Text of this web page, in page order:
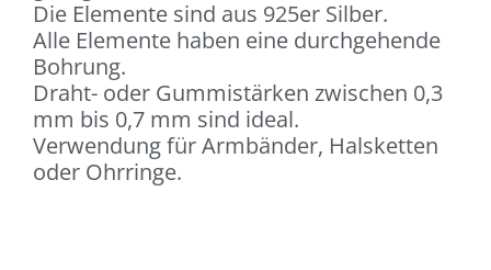
Die Elemente sind aus 925er Silber.
Alle Elemente haben eine durchgehende
Bohrung.
Draht- oder Gummistärken zwischen 0,3
mm bis 0,7 mm sind ideal.
Verwendung für Armbänder, Halsketten
oder Ohrringe.